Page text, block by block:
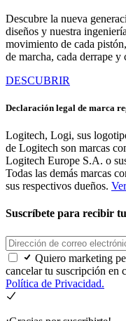
Descubre la nueva
diseños y nuestra
movimiento de cada
de marcha, cada derrape y
DESCUBRIR
Declaración legal de marca
Logitech, Logi, sus
de Logitech son marcas
Logitech Europe S.A. o
Todas las demás marcas
sus respectivos dueños.
Suscríbete para recibir
Quiero marketing
cancelar tu suscripción en
Política de Privacidad.